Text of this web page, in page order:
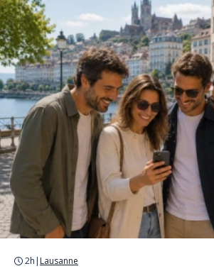
Cookie-Einstellungen
2h | Lausanne